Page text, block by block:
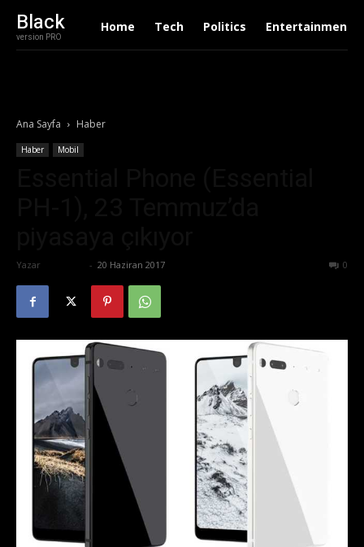
Black
version PRO
Home Tech Politics Entertainment
Ana Sayfa Haber
Haber Mobil
Yazar - 20 Haziran 2017 0